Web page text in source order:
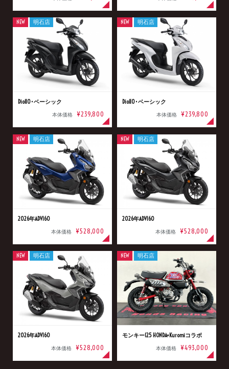
Dio110･ベーシック
本体価格 ¥239,800
NEW 明石店
Dio110･ベーシック
本体価格 ¥239,800
NEW 明石店
2026年ADV160
本体価格 ¥528,000
NEW 明石店
2026年ADV160
本体価格 ¥528,000
NEW 明石店
2026年ADV160
本体価格 ¥528,000
NEW 明石店
モンキー125 HONDA×Kuromiコラボ
本体価格 ¥493,000
NEW 明石店